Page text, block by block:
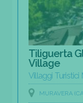
Tiliguerta
Village
Villaggi Turistici
MURAVERA